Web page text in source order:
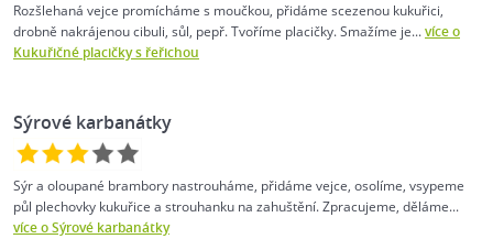
Rozšlehaná vejce promícháme s moučkou, přidáme scezenou kukuřici,
drobně nakrájenou cibuli, sůl, pepř. Tvoříme placičky. Smažíme je...více o
Kukuřičné placičky s řeřichou
Sýrové karbanátky
Sýr a oloupané brambory nastrouháme, přidáme vejce, osolíme, vsypeme
půl plechovky kukuřice a strouhanku na zahuštění. Zpracujeme, děláme...
více o Sýrové karbanátky